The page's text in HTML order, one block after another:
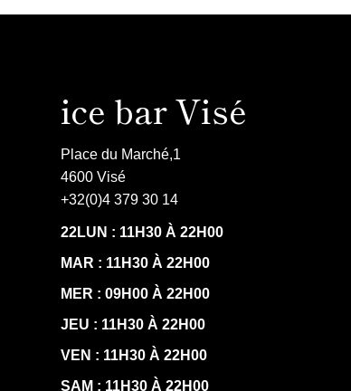
ice bar Visé
Place du Marché,1
4600 Visé
+32(0)4 379 30 14
22LUN : 11H30 À 22H00
MAR : 11H30 À 22H00
MER : 09H00 À 22H00
JEU : 11H30 À 22H00
VEN : 11H30 À 22H00
SAM : 11H30 À 22H00